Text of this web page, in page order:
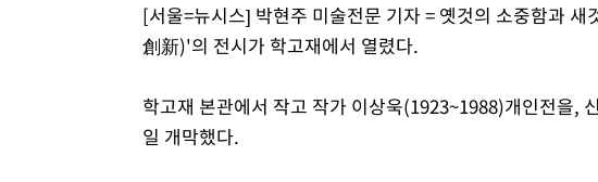
[속보]합수본, '투표율 허위 입력' 중앙·서울·경기도 선관위 등 9곳
[속보]원·달러 환율, 오전 9시 1423.8원
[서울=뉴시스] 박현주 미술전문 기자 = 옛것의 소중함과
創新)'의 전시가 학고재에서 열렸다.
학고재 본관에서 작고 작가 이상욱(1923~1988)개인전을,
일 개막했다.